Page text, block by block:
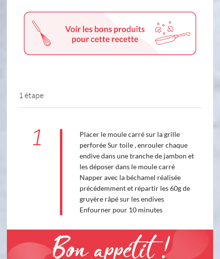
1 étape
1
Placer le moule carré sur la grille
perforée Sur toile , enrouler chaque
endive dans une tranche de jambon et
les déposer dans le moule carré
Napper avec la béchamel réalisée
précédemment et répartir les 60g de
gruyère râpé sur les endives
Enfourner pour 10 minutes
Bon appétit !